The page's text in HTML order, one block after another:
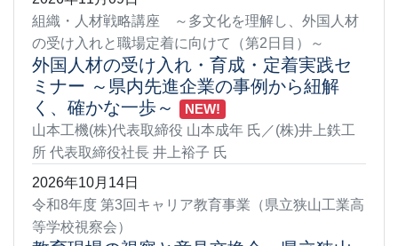
組織・人材戦略講座 ～多文化を理解し、外国人材
の受け入れと職場定着に向けて（第2日目）～
外国人材の受け入れ・育成・定着実践セ
ミナー ～県内先進企業の事例から紐解
く、確かな一歩～
NEW!
山本工機(株)代表取締役 山本成年 氏／(株)井上鉄工
所 代表取締役社長 井上裕子 氏
2026年10月14日
令和8年度 第3回キャリア教育事業（県立狭山工業高
等学校視察会）